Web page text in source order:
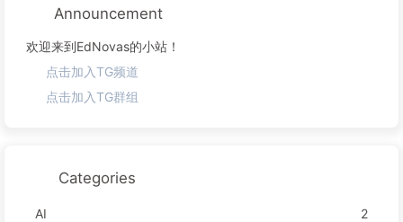
Announcement
欢迎来到EdNovas的小站！
点击加入TG频道
点击加入TG群组
Categories
AI
2